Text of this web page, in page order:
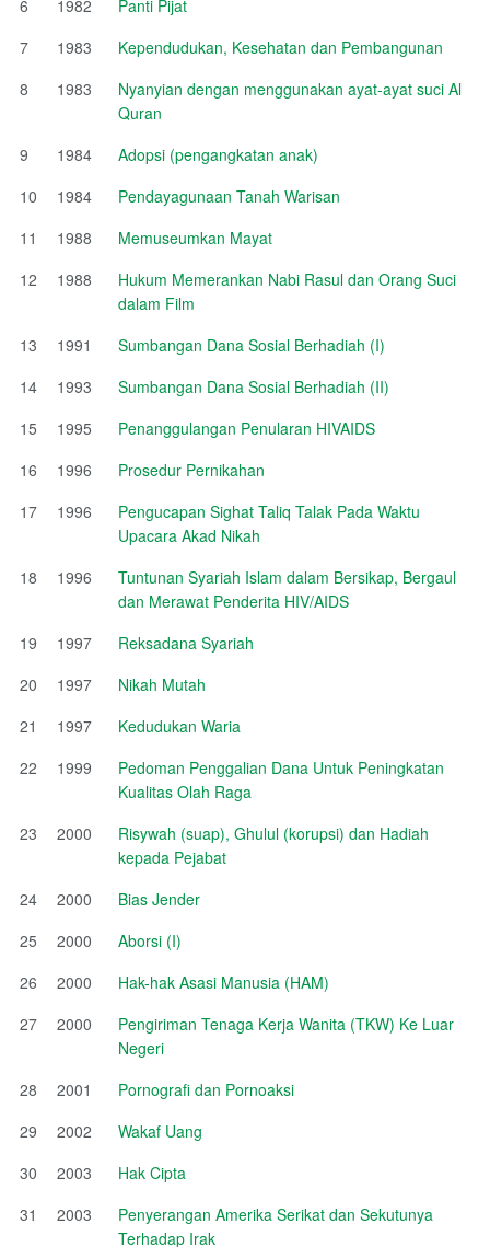
6
1982
Panti Pijat
7
1983
Kependudukan, Kesehatan dan Pembangunan
8
1983
Nyanyian dengan menggunakan ayat-ayat suci Al
Quran
9
1984
Adopsi (pengangkatan anak)
10
1984
Pendayagunaan Tanah Warisan
11
1988
Memuseumkan Mayat
12
1988
Hukum Memerankan Nabi Rasul dan Orang Suci
dalam Film
13
1991
Sumbangan Dana Sosial Berhadiah (I)
14
1993
Sumbangan Dana Sosial Berhadiah (II)
15
1995
Penanggulangan Penularan HIVAIDS
16
1996
Prosedur Pernikahan
17
1996
Pengucapan Sighat Taliq Talak Pada Waktu
Upacara Akad Nikah
18
1996
Tuntunan Syariah Islam dalam Bersikap, Bergaul
dan Merawat Penderita HIV/AIDS
19
1997
Reksadana Syariah
20
1997
Nikah Mutah
21
1997
Kedudukan Waria
22
1999
Pedoman Penggalian Dana Untuk Peningkatan
Kualitas Olah Raga
23
2000
Risywah (suap), Ghulul (korupsi) dan Hadiah
kepada Pejabat
24
2000
Bias Jender
25
2000
Aborsi (I)
26
2000
Hak-hak Asasi Manusia (HAM)
27
2000
Pengiriman Tenaga Kerja Wanita (TKW) Ke Luar
Negeri
28
2001
Pornografi dan Pornoaksi
29
2002
Wakaf Uang
30
2003
Hak Cipta
31
2003
Penyerangan Amerika Serikat dan Sekutunya
Terhadap Irak